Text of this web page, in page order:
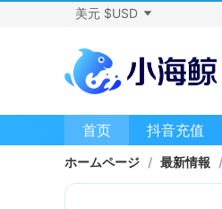
美元 $USD
首页 抖音充值
ホームページ / 最新情報 /